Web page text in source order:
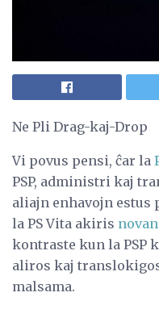
Ne Pli Drag-kaj-Drop
Vi povus pensi, ĉar la
PSP, administri kaj
aliajn enhavojn estus
la PS Vita akiris
kontraste kun la PSP
aliros kaj
malsama.